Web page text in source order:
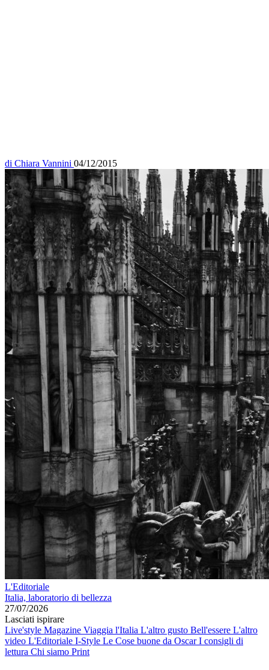
di Chiara Vannini 04/12/2015
L'Editoriale
Italia, laboratorio di bellezza
27/07/2026
Lasciati ispirare
Live'style Magazine Viaggia l'Italia L'altro gusto Bell'essere L'altro
video L'Editoriale I-Style Le Cose buone da OscarI consigli di
lettura Chi siamo Print